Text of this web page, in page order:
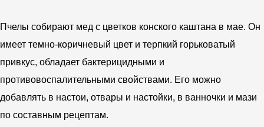
Пчелы собирают мед с цветков конского каштана в мае. Он
имеет темно-коричневый цвет и терпкий горьковатый
привкус, обладает бактерицидными и
противовоспалительными свойствами. Его можно
добавлять в настои, отвары и настойки, в ванночки и мази
по составным рецептам.